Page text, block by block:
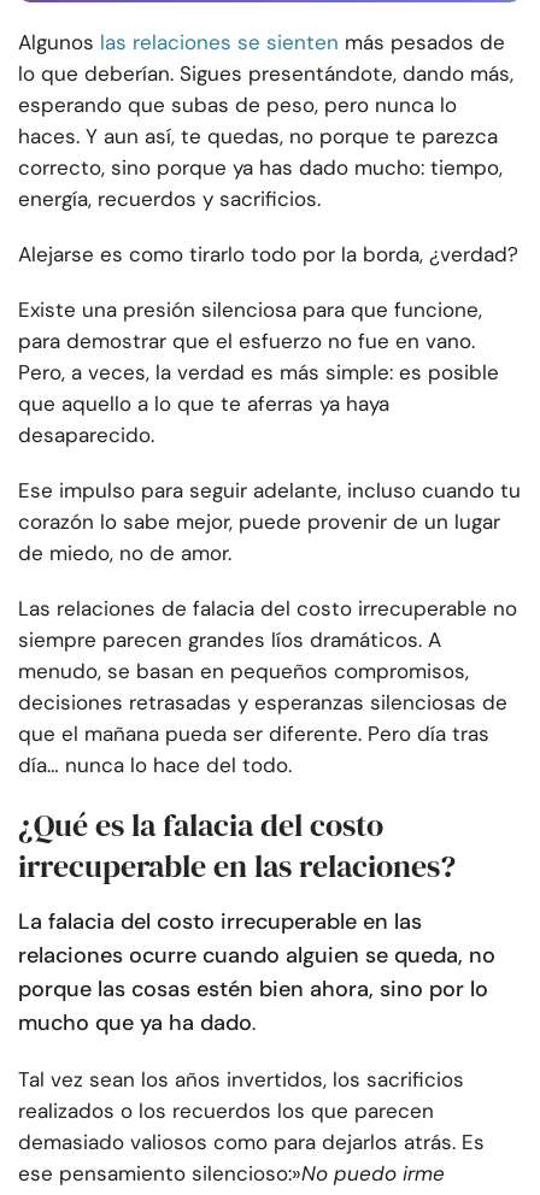
Algunos las relaciones se sienten más pesados de
lo que deberían. Sigues presentándote, dando más,
esperando que subas de peso, pero nunca lo
haces. Y aun así, te quedas, no porque te parezca
correcto, sino porque ya has dado mucho: tiempo,
energía, recuerdos y sacrificios.
Alejarse es como tirarlo todo por la borda, ¿verdad?
Existe una presión silenciosa para que funcione,
para demostrar que el esfuerzo no fue en vano.
Pero, a veces, la verdad es más simple: es posible
que aquello a lo que te aferras ya haya
desaparecido.
Ese impulso para seguir adelante, incluso cuando tu
corazón lo sabe mejor, puede provenir de un lugar
de miedo, no de amor.
Las relaciones de falacia del costo irrecuperable no
siempre parecen grandes líos dramáticos. A
menudo, se basan en pequeños compromisos,
decisiones retrasadas y esperanzas silenciosas de
que el mañana pueda ser diferente. Pero día tras
día… nunca lo hace del todo.
¿Qué es la falacia del costo
irrecuperable en las relaciones?
La falacia del costo irrecuperable en las
relaciones ocurre cuando alguien se queda, no
porque las cosas estén bien ahora, sino por lo
mucho que ya ha dado.
Tal vez sean los años invertidos, los sacrificios
realizados o los recuerdos los que parecen
demasiado valiosos como para dejarlos atrás. Es
ese pensamiento silencioso:»No puedo irme